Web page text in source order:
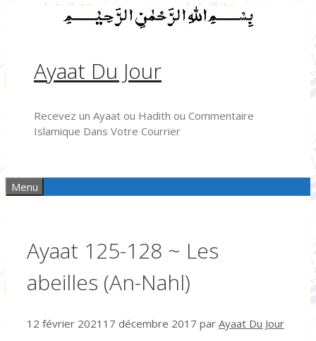
Ayaat Du Jour
Recevez un Ayaat ou Hadith ou Commentaire
Islamique Dans Votre Courrier
Menu
Ayaat 125-128 ~ Les
abeilles (An-Nahl)
12 février 2021 17 décembre 2017 par Ayaat Du Jour